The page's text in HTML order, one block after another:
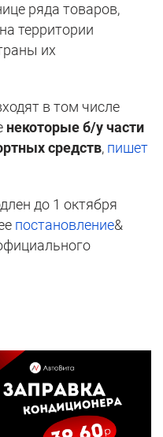
ряда товаров,
территории
их
в том числе
некоторые б/у части
средств, пишет
до 1 октября
постановление&